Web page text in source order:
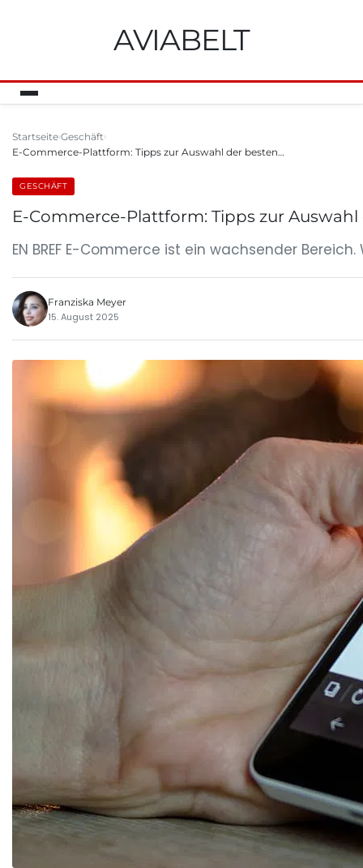
AVIABELT
Startseite Geschäft
E-Commerce-Plattform: Tipps zur Auswahl der besten…
GESCHÄFT
E-Commerce-Plattform: Tipps zur
EN BREF E-Commerce ist ein wachsender
Franziska Meyer
15. August 2025